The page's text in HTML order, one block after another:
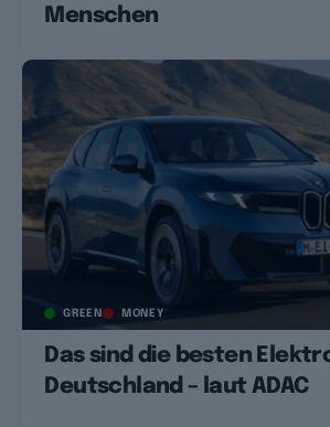
Menschen
GREEN MONEY
Das sind die besten
Deutschland – laut ADAC